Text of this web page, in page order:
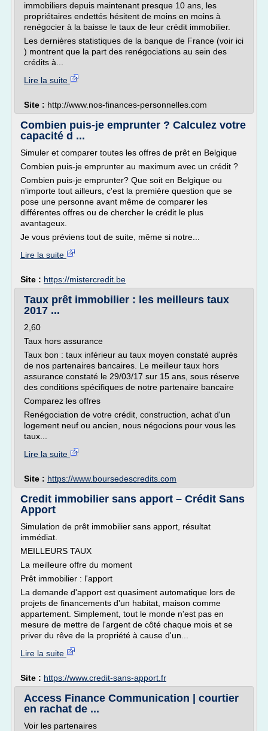
immobiliers depuis maintenant presque 10 ans, les
propriétaires endettés hésitent de moins en moins à
renégocier à la baisse le taux de leur crédit immobilier.
Les dernières statistiques de la banque de France (voir ici
) montrent que la part des renégociations au sein des
crédits à...
Lire la suite
Site : http://www.nos-finances-personnelles.com
Combien puis-je emprunter ? Calculez votre
capacité d ...
Simuler et comparer toutes les offres de prêt en Belgique
Combien puis-je emprunter au maximum avec un crédit ?
Combien puis-je emprunter? Que soit en Belgique ou
n'importe tout ailleurs, c'est la première question que se
pose une personne avant même de comparer les
différentes offres ou de chercher le crédit le plus
avantageux.
Je vous préviens tout de suite, même si notre...
Lire la suite
Site : https://mistercredit.be
Taux prêt immobilier : les meilleurs taux
2017 ...
2,60
Taux hors assurance
Taux bon : taux inférieur au taux moyen constaté auprès
de nos partenaires bancaires. Le meilleur taux hors
assurance constaté le 29/03/17 sur 15 ans, sous réserve
des conditions spécifiques de notre partenaire bancaire
Comparez les offres
Renégociation de votre crédit, construction, achat d'un
logement neuf ou ancien, nous négocions pour vous les
taux...
Lire la suite
Site : https://www.boursedescredits.com
Credit immobilier sans apport – Crédit Sans
Apport
Simulation de prêt immobilier sans apport, résultat
immédiat.
MEILLEURS TAUX
La meilleure offre du moment
Prêt immobilier : l'apport
La demande d'apport est quasiment automatique lors de
projets de financements d'un habitat, maison comme
appartement. Simplement, tout le monde n'est pas en
mesure de mettre de l'argent de côté chaque mois et se
priver du rêve de la propriété à cause d'un...
Lire la suite
Site : https://www.credit-sans-apport.fr
Access Finance Communication | courtier
en rachat de ...
Voir les partenaires